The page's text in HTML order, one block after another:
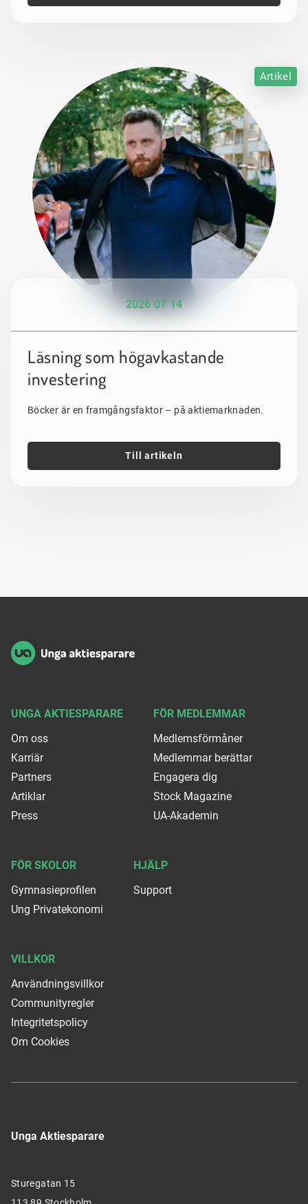
Artikel
2026 07 14
Läsning som högavkastande
investering
Böcker är en framgångsfaktor – på aktiemarknaden.
Till artikeln
Unga Aktiesparare
Sturegatan 15
UNGA AKTIESPARARE
Om oss
Karriär
Partners
Artiklar
Press
FÖR MEDLEMMAR
Medlemsförmåner
Medlemmar berättar
Engagera dig
Stock Magazine
UA-Akademin
FÖR SKOLOR
Gymnasieprofilen
Ung Privatekonomi
HJÄLP
Support
VILLKOR
Användningsvillkor
Communityregler
Integritetspolicy
Om Cookies